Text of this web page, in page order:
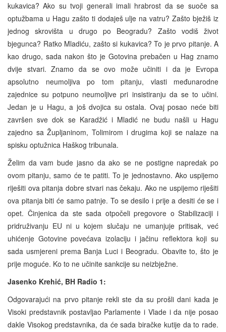
kukavica? Ako su tvoji generali imali hrabrost da se suoče sa
optužbama u Hagu zašto ti dodaješ ulje na vatru? Zašto bježiš iz
jednog skrovišta u drugo po Beogradu? Zašto vodiš život
bjegunca? Ratko Mladiću, zašto si kukavica? To je prvo pitanje. A
kao drugo, sada nakon što je Gotovina prebačen u Hag znamo
dvije stvari. Znamo da se ovo može učiniti i da je Evropa
apsolutno neumoljiva po tom pitanju, vlasti međunarodne
zajednice su potpuno neumoljive pri insistiranju da se to učini.
Jedan je u Hagu, a još dvojica su ostala. Ovaj posao neće biti
završen sve dok se Karadžić i Mladić ne budu našli u Hagu
zajedno sa Župljaninom, Tolimirom i drugima koji se nalaze na
spisku optužnica Haškog tribunala.
Želim da vam bude jasno da ako se ne postigne napredak po
ovom pitanju, samo će te patiti. To je jednostavno. Ako uspijemo
riješiti ova pitanja dobre stvari nas čekaju. Ako ne uspijemo riješiti
ova pitanja biti će samo patnje. To se desilo i prije a desiti će se i
opet. Činjenica da ste sada otpočeli pregovore o Stabilizaciji i
pridruživanju EU ni u kojem slučaju ne umanjuje pritisak, već
uhićenje Gotovine povećava izolaciju i jačinu reflektora koji su
sada usmjereni prema Banja Luci i Beogradu. Obavite to, što je
prije moguće. Ko to ne učinite sankcije su neizbježne.
Jasenko Krehić, BH Radio 1:
Odgovarajući na prvo pitanje rekli ste da su prošli dani kada je
Visoki predstavnik postavljao Parlamente i Vlade i da nije posao
dakle Visokog predstavnika, da će sada biračke kutije da to rade.